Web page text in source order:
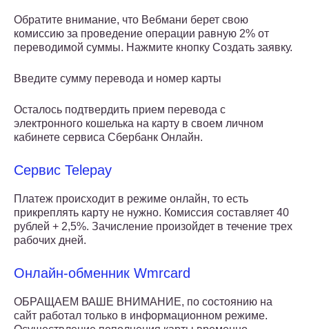
Обратите внимание, что Вебмани берет свою
комиссию за проведение операции равную 2% от
переводимой суммы. Нажмите кнопку Создать заявку.
Введите сумму перевода и номер карты
Осталось подтвердить прием перевода с
электронного кошелька на карту в своем личном
кабинете сервиса Сбербанк Онлайн.
Сервис Telepay
Платеж происходит в режиме онлайн, то есть
прикреплять карту не нужно. Комиссия составляет 40
рублей + 2,5%. Зачисление произойдет в течение трех
рабочих дней.
Онлайн-обменник Wmrcard
ОБРАЩАЕМ ВАШЕ ВНИМАНИЕ, по состоянию на
сайт работал только в информационном режиме.